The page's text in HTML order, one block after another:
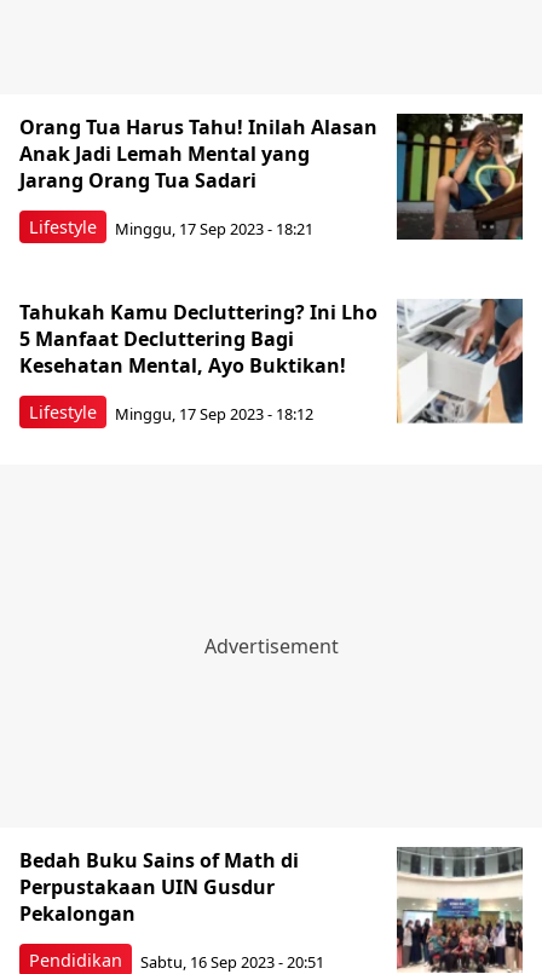
Lifestyle
Orang Tua Harus Tahu! Inilah Alasan
Anak Jadi Lemah Mental yang
Jarang Orang Tua Sadari
Minggu, 17 Sep 2023 - 18:21
Lifestyle
Tahukah Kamu Decluttering? Ini Lho
5 Manfaat Decluttering Bagi
Kesehatan Mental, Ayo Buktikan!
Minggu, 17 Sep 2023 - 18:12
Pendidikan
Bedah Buku Sains of Math di
Perpustakaan UIN Gusdur
Pekalongan
Sabtu, 16 Sep 2023 - 20:51